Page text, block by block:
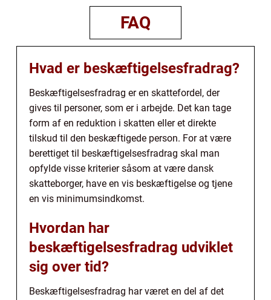
FAQ
Hvad er beskæftigelsesfradrag?
Beskæftigelsesfradrag er en skattefordel, der
gives til personer, som er i arbejde. Det kan tage
form af en reduktion i skatten eller et direkte
tilskud til den beskæftigede person. For at være
berettiget til beskæftigelsesfradrag skal man
opfylde visse kriterier såsom at være dansk
skatteborger, have en vis beskæftigelse og tjene
en vis minimumsindkomst.
Hvordan har
beskæftigelsesfradrag udviklet
sig over tid?
Beskæftigelsesfradrag har været en del af det